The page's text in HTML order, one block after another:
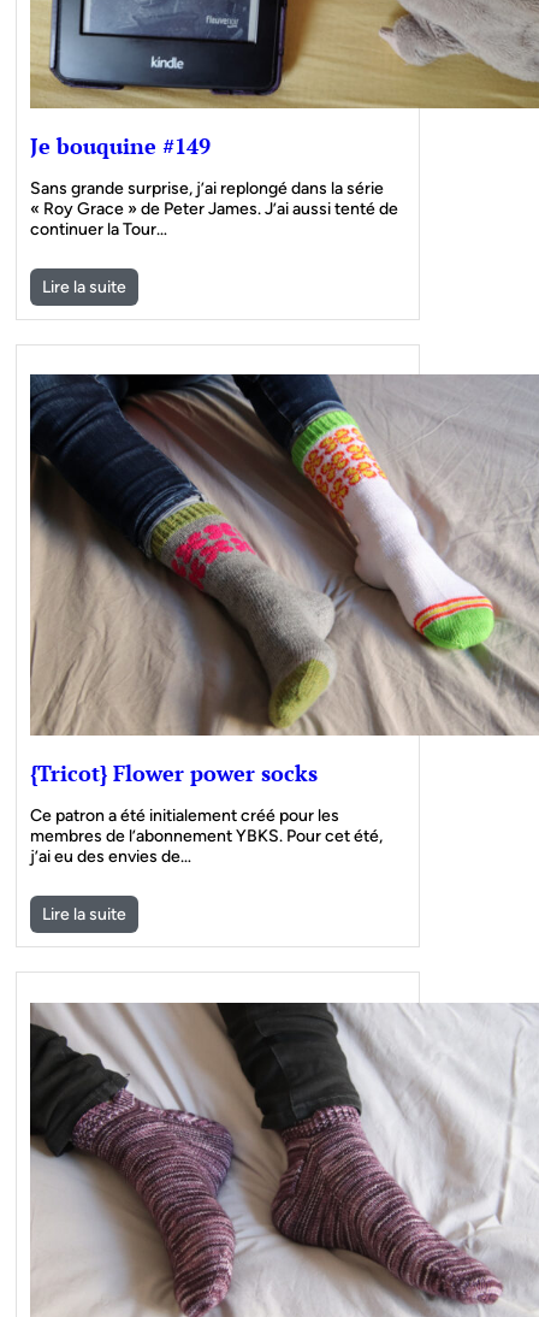
Je bouquine #149
Sans grande surprise, j’ai replongé dans la série
« Roy Grace » de Peter James. J’ai aussi tenté de
continuer la Tour…
Lire la suite
{Tricot} Flower power socks
Ce patron a été initialement créé pour les
membres de l’abonnement YBKS. Pour cet été,
j’ai eu des envies de…
Lire la suite